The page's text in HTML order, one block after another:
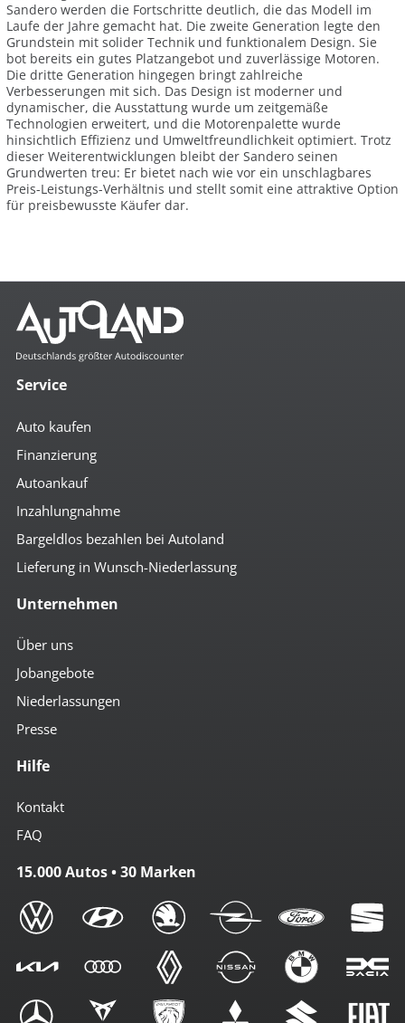
Sandero werden die Fortschritte deutlich, die das Modell im
Laufe der Jahre gemacht hat. Die zweite Generation legte den
Grundstein mit solider Technik und funktionalem Design. Sie
bot bereits ein gutes Platzangebot und zuverlässige Motoren.
Die dritte Generation hingegen bringt zahlreiche
Verbesserungen mit sich. Das Design ist moderner und
dynamischer, die Ausstattung wurde um zeitgemäße
Technologien erweitert, und die Motorenpalette wurde
hinsichtlich Effizienz und Umweltfreundlichkeit optimiert. Trotz
dieser Weiterentwicklungen bleibt der Sandero seinen
Grundwerten treu: Er bietet nach wie vor ein unschlagbares
Preis-Leistungs-Verhältnis und stellt somit eine attraktive Option
für preisbewusste Käufer dar.
Service
Auto kaufen
Finanzierung
Autoankauf
Inzahlungnahme
Bargeldlos bezahlen bei Autoland
Lieferung in Wunsch-Niederlassung
Unternehmen
Über uns
Jobangebote
Niederlassungen
Presse
Hilfe
Kontakt
FAQ
15.000 Autos • 30 Marken